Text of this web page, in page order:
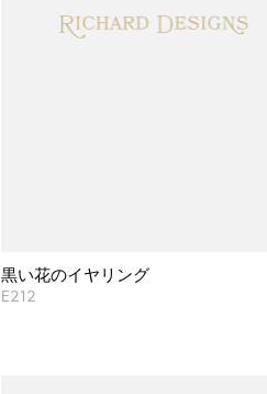
黒い花のイヤリング
E212